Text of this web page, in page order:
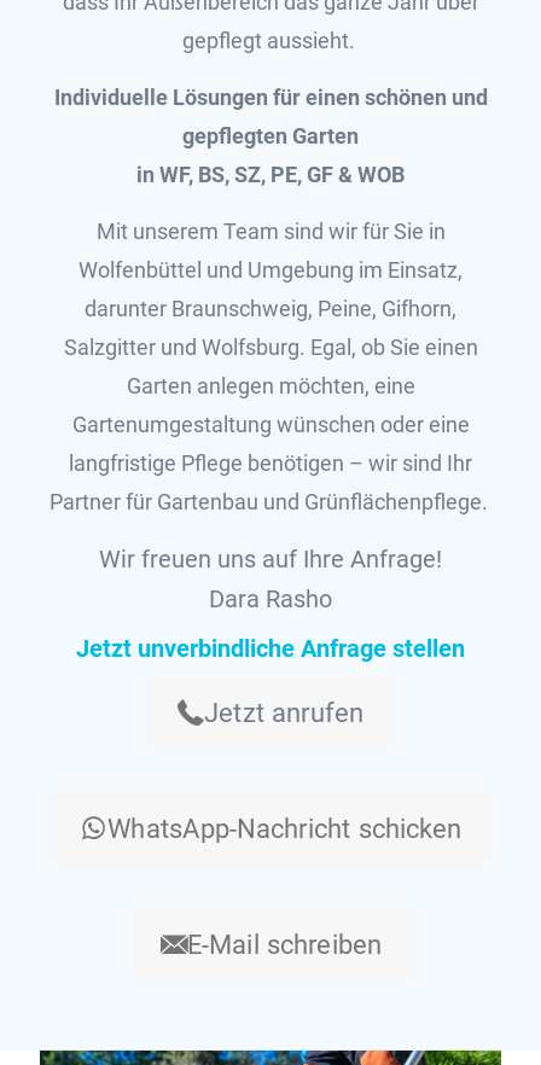
gepflegt aussieht.
Individuelle Lösungen für einen schönen und
gepflegten Garten
in WF, BS, SZ, PE, GF & WOB
Mit unserem Team sind wir für Sie in
Wolfenbüttel und Umgebung im Einsatz,
darunter Braunschweig, Peine, Gifhorn,
Salzgitter und Wolfsburg. Egal, ob Sie einen
Garten anlegen möchten, eine
Gartenumgestaltung wünschen oder eine
langfristige Pflege benötigen – wir sind Ihr
Partner für Gartenbau und Grünflächenpflege.
Wir freuen uns auf Ihre Anfrage!
Dara Rasho
Jetzt unverbindliche Anfrage stellen
Jetzt anrufen
WhatsApp-Nachricht schicken
E-Mail schreiben